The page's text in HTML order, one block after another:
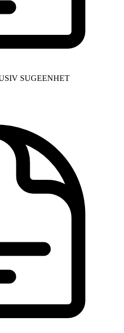
SUGEENHET